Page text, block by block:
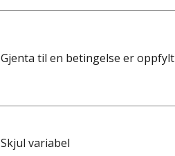
Gjenta til en betingelse er oppfylt
Skjul variabel